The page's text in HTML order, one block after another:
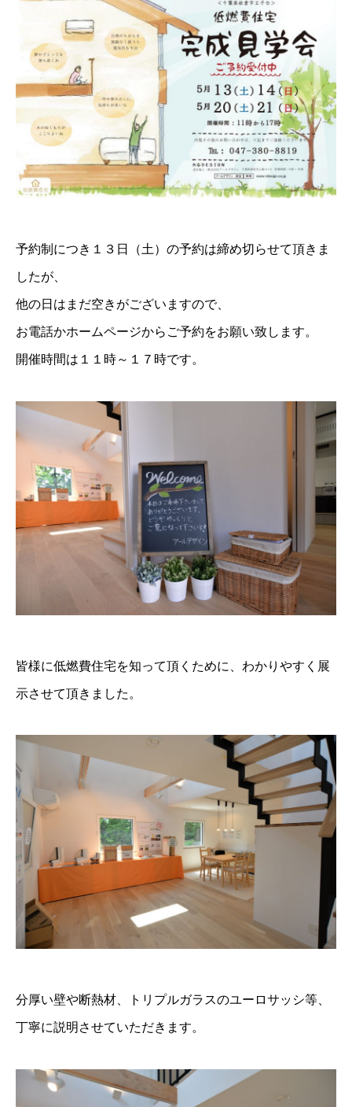
予約制につき１３日（土）の予約は締め切らせて頂きま
したが、
他の日はまだ空きがございますので、
お電話かホームページからご予約をお願い致します。
開催時間は１１時～１７時です。
皆様に低燃費住宅を知って頂くために、わかりやすく展
示させて頂きました。
分厚い壁や断熱材、トリプルガラスのユーロサッシ等、
丁寧に説明させていただきます。